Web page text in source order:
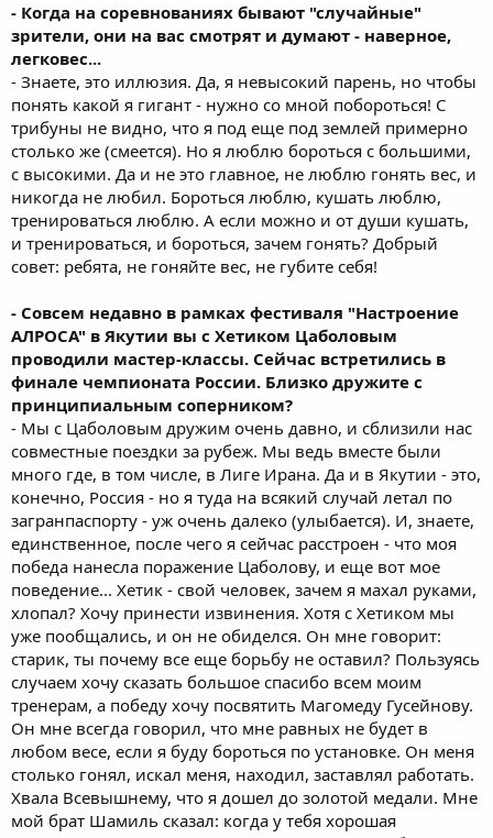
- Когда на соревнованиях бывают "случайные"
зрители, они на вас смотрят и думают - наверное,
легковес...
- Знаете, это иллюзия. Да, я невысокий парень, но чтобы
понять какой я гигант - нужно со мной побороться! С
трибуны не видно, что я под еще под землей примерно
столько же (смеется). Но я люблю бороться с большими,
с высокими. Да и не это главное, не люблю гонять вес, и
никогда не любил. Бороться люблю, кушать люблю,
тренироваться люблю. А если можно и от души кушать,
и тренироваться, и бороться, зачем гонять? Добрый
совет: ребята, не гоняйте вес, не губите себя!
- Совсем недавно в рамках фестиваля "Настроение
АЛРОСА" в Якутии вы с Хетиком Цаболовым
проводили мастер-классы. Сейчас встретились в
финале чемпионата России. Близко дружите с
принципиальным соперником?
- Мы с Цаболовым дружим очень давно, и сблизили нас
совместные поездки за рубеж. Мы ведь вместе были
много где, в том числе, в Лиге Ирана. Да и в Якутии - это,
конечно, Россия - но я туда на всякий случай летал по
загранпаспорту - уж очень далеко (улыбается). И, знаете,
единственное, после чего я сейчас расстроен - что моя
победа нанесла поражение Цаболову, и еще вот мое
поведение... Хетик - свой человек, зачем я махал руками,
хлопал? Хочу принести извинения. Хотя с Хетиком мы
уже пообщались, и он не обиделся. Он мне говорит:
старик, ты почему все еще борьбу не оставил? Пользуясь
случаем хочу сказать большое спасибо всем моим
тренерам, а победу хочу посвятить Магомеду Гусейнову.
Он мне всегда говорил, что мне равных не будет в
любом весе, если я буду бороться по установке. Он меня
столько гонял, искал меня, находил, заставлял работать.
Хвала Всевышнему, что я дошел до золотой медали. Мне
мой брат Шамиль сказал: когда у тебя хорошая